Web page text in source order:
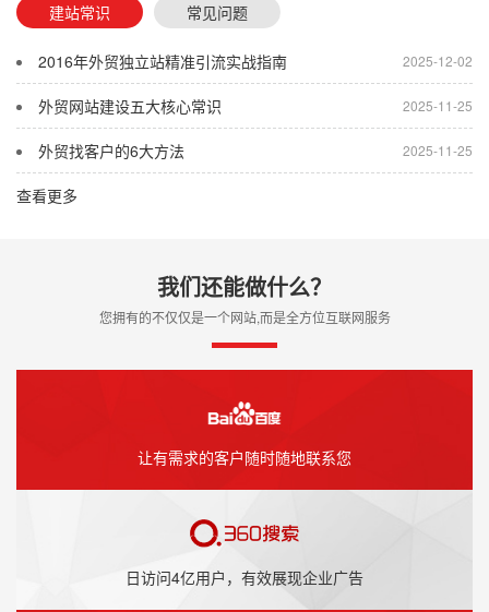
建站常识 常见问题
2025-12-02
2016年外贸独立站精准引流实战指南
2025-11-25
外贸网站建设五大核心常识
2025-11-25
外贸找客户的6大方法
查看更多
我们还能做什么？
您拥有的不仅仅是一个网站,而是全方位互联网服务
让有需求的客户随时随地联系您
日访问4亿用户，有效展现企业广告